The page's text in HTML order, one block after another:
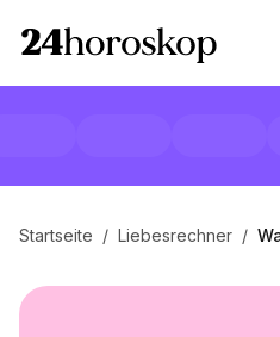
Startseite / Liebesrechner /